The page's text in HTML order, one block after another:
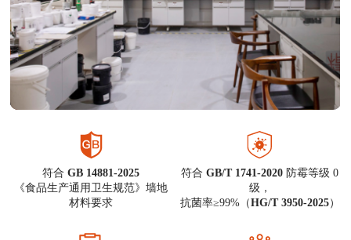
符合GB 14881-2025
《食品生产通用卫生规范》墙地
材料要求
符合GB/T 1741-2020 防霉等级 0
级，
抗菌率≥99%（HG/T 3950-2025）